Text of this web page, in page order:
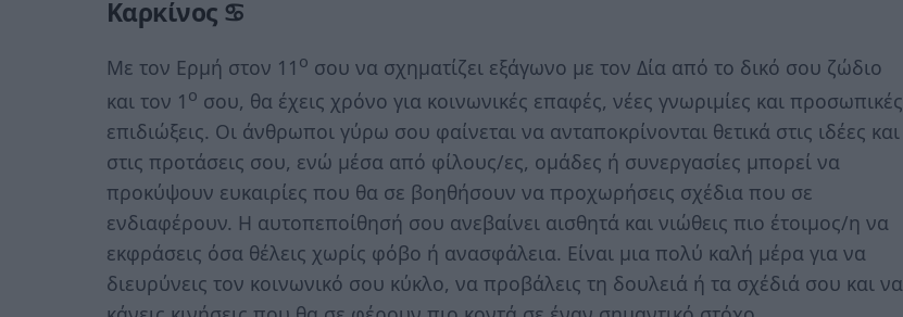
Καρκίνος ♋
Με τον Ερμή στον 11 ο σου να σχηματίζει εξάγωνο με τον Δία από το δικό σου ζώδιο
και τον 1 ο σου, θα έχεις χρόνο για κοινωνικές επαφές, νέες γνωριμίες και προσωπικές
επιδιώξεις. Οι άνθρωποι γύρω σου φαίνεται να ανταποκρίνονται θετικά στις ιδέες και
στις προτάσεις σου, ενώ μέσα από φίλους/ες, ομάδες ή συνεργασίες μπορεί να
προκύψουν ευκαιρίες που θα σε βοηθήσουν να προχωρήσεις σχέδια που σε
ενδιαφέρουν. Η αυτοπεποίθησή σου ανεβαίνει αισθητά και νιώθεις πιο έτοιμος/η να
εκφράσεις όσα θέλεις χωρίς φόβο ή ανασφάλεια. Είναι μια πολύ καλή μέρα για να
διευρύνεις τον κοινωνικό σου κύκλο, να προβάλεις τη δουλειά ή τα σχέδιά σου και να